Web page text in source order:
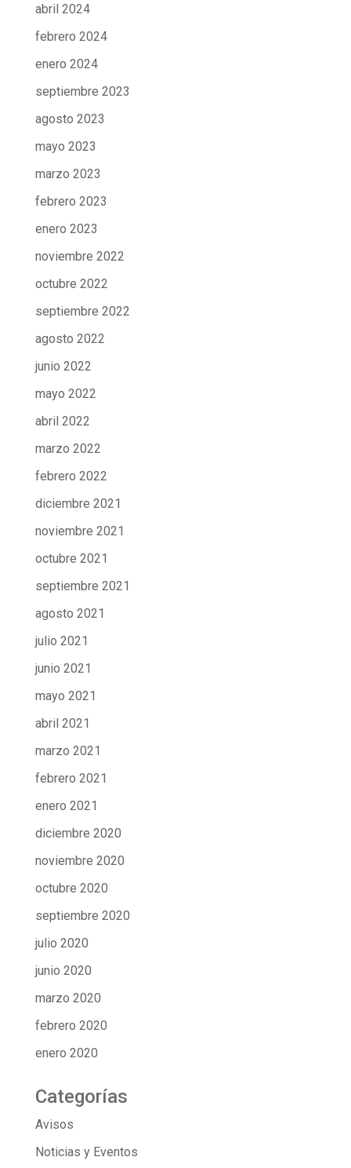
abril 2024
febrero 2024
enero 2024
septiembre 2023
agosto 2023
mayo 2023
marzo 2023
febrero 2023
enero 2023
noviembre 2022
octubre 2022
septiembre 2022
agosto 2022
junio 2022
mayo 2022
abril 2022
marzo 2022
febrero 2022
diciembre 2021
noviembre 2021
octubre 2021
septiembre 2021
agosto 2021
julio 2021
junio 2021
mayo 2021
abril 2021
marzo 2021
febrero 2021
enero 2021
diciembre 2020
noviembre 2020
octubre 2020
septiembre 2020
julio 2020
junio 2020
marzo 2020
febrero 2020
enero 2020
Categorías
Avisos
Noticias y Eventos